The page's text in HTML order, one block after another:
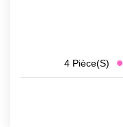
4 Pièce(s)